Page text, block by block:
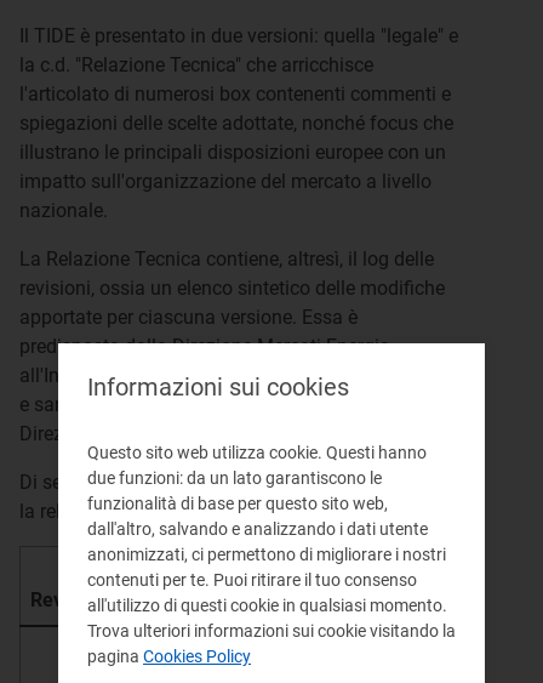
Il TIDE è presentato in due versioni: quella "legale" e
la c.d. "Relazione Tecnica" che arricchisce
l'articolato di numerosi box contenenti commenti e
spiegazioni delle scelte adottate, nonché focus che
illustrano le principali disposizioni europee con un
impatto sull'organizzazione del mercato a livello
nazionale.
La Relazione Tecnica contiene, altresì, il log delle
revisioni, ossia un elenco sintetico delle modifiche
apportate per ciascuna versione. Essa è
predisposta dalla Direzione Mercati Energia
all'Ingrosso e Sostenibilità Ambientale dell'Autorità
e sarà periodicamente aggiornata dalla medesima
Direzione.
Di seguito la lista di tutte le revisioni del TIDE con
la relativa data di efficacia.
Revisione* Efficace dal Delibera
legale
01/01/2025
Informazioni sui cookies
Questo sito web utilizza cookie. Questi hanno
due funzioni: da un lato garantiscono le
funzionalità di base per questo sito web,
dall'altro, salvando e analizzando i dati utente
anonimizzati, ci permettono di migliorare i nostri
contenuti per te. Puoi ritirare il tuo consenso
all'utilizzo di questi cookie in qualsiasi momento.
Trova ulteriori informazioni sui cookie visitando la
pagina Cookies Policy